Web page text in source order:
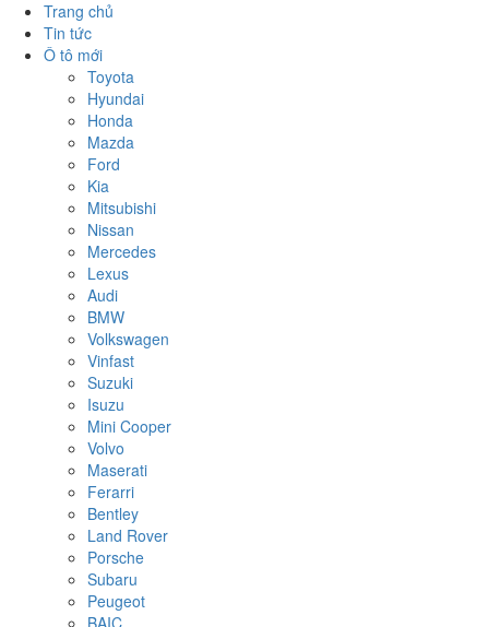
Trang chủ
Tin tức
Ô tô mới
Toyota
Hyundai
Honda
Mazda
Ford
Kia
Mitsubishi
Nissan
Mercedes
Lexus
Audi
BMW
Volkswagen
Vinfast
Suzuki
Isuzu
Mini Cooper
Volvo
Maserati
Ferarri
Bentley
Land Rover
Porsche
Subaru
Peugeot
BAIC